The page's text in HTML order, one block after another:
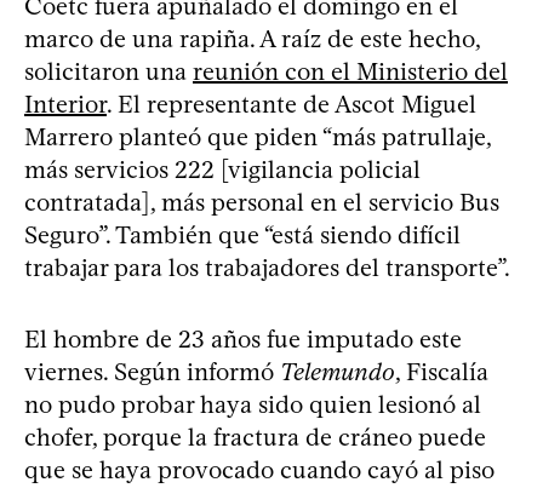
Coetc fuera apuñalado el domingo en el
marco de una rapiña. A raíz de este hecho,
solicitaron una reunión con el Ministerio del
Interior. El representante de Ascot Miguel
Marrero planteó que piden “más patrullaje,
más servicios 222 [vigilancia policial
contratada], más personal en el servicio Bus
Seguro”. También que “está siendo difícil
trabajar para los trabajadores del transporte”.
El hombre de 23 años fue imputado este
viernes. Según informó Telemundo, Fiscalía
no pudo probar haya sido quien lesionó al
chofer, porque la fractura de cráneo puede
que se haya provocado cuando cayó al piso